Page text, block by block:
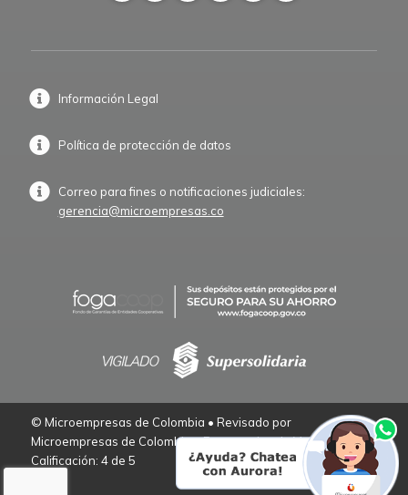
Información Legal
Política de protección de datos
Correo para fines o notificaciones judiciales:
gerencia@microempresas.co
© Microempresas de Colombia • Revisado por
Microempresas de Colombia – Empresarios de Verdad.
Calificación: 4 de 5